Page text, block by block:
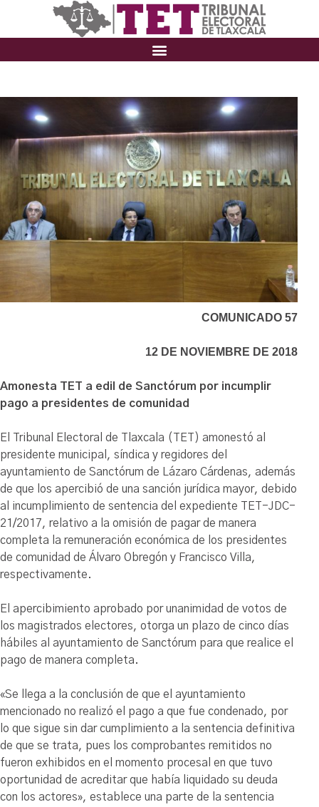
COMUNICADO 57
12 DE NOVIEMBRE DE 2018
Amonesta TET a edil de Sanctórum por incumplir
pago a presidentes de comunidad
El Tribunal Electoral de Tlaxcala (TET) amonestó al
presidente municipal, síndica y regidores del
ayuntamiento de Sanctórum de Lázaro Cárdenas, además
de que los apercibió de una sanción jurídica mayor, debido
al incumplimiento de sentencia del expediente TET-JDC-
21/2017, relativo a la omisión de pagar de manera
completa la remuneración económica de los presidentes
de comunidad de Álvaro Obregón y Francisco Villa,
respectivamente.
El apercibimiento aprobado por unanimidad de votos de
los magistrados electores, otorga un plazo de cinco días
hábiles al ayuntamiento de Sanctórum para que realice el
pago de manera completa.
«Se llega a la conclusión de que el ayuntamiento
mencionado no realizó el pago a que fue condenado, por
lo que sigue sin dar cumplimiento a la sentencia definitiva
de que se trata, pues los comprobantes remitidos no
fueron exhibidos en el momento procesal en que tuvo
oportunidad de acreditar que había liquidado su deuda
con los actores», establece una parte de la sentencia